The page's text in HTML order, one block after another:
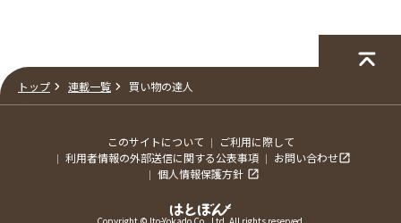
トップ 連載一覧 買い物の達人
このサイトについて
ご利用に際して
利用者情報の外部送信に関する公表事項
お問い合わせ
個人情報保護方針